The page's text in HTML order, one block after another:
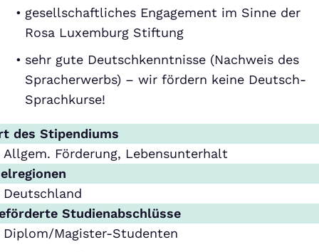
gesellschaftliches Engagement im Sinne der
Rosa Luxemburg Stiftung
sehr gute Deutschkenntnisse (Nachweis des
Spracherwerbs) – wir fördern keine Deutsch-
Sprachkurse!
des Stipendiums
Allgem. Förderung, Lebensunterhalt
Deutschland
Studienabschlüsse
Diplom/Magister-Studenten